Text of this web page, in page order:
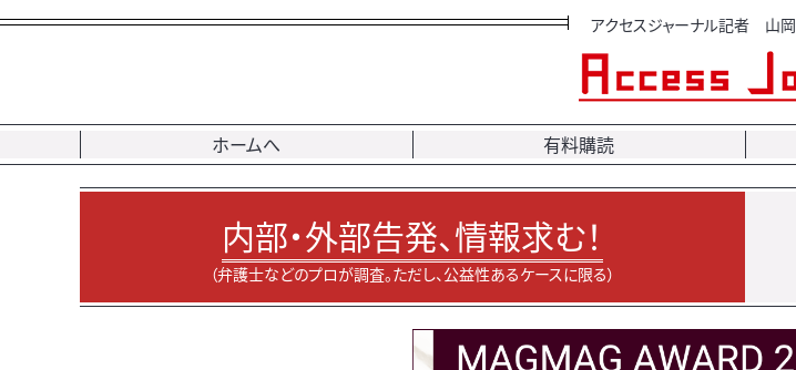
アクセスジャーナル記者 山
ホームへ 有料購読
内部・外部告発、情報求む！
（弁護士などのプロが調査。ただし、公益性あるケースに限る）